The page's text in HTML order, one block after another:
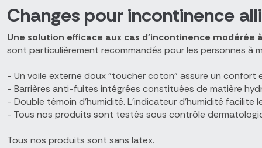
Changes pour incontinence
Une solution efficace aux cas d'incontinence modérée
sont particulièrement recommandés pour les personnes à
- Un voile externe doux "toucher coton" assure un confort
- Barrières anti-fuites intégrées constituées de matière
- Double témoin d'humidité. L'indicateur d'humidité facilite
- Tous nos produits sont testés sous contrôle
Tous nos produits sont sans latex.